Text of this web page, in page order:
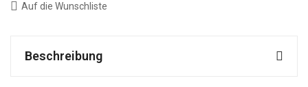
Auf die Wunschliste
Beschreibung